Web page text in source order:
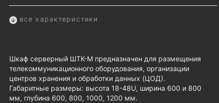
все характеристики
Шкаф серверный ШТК-М предназначен для размещения
телекоммуникационного оборудования, организации
центров хранения и обработки данных (ЦОД).
Габаритные размеры: высота 18-48U, ширина 600 и 800
мм, глубина 600, 800, 1000, 1200 мм.